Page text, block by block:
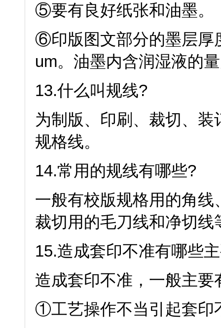
⑤要有良好纸张和油墨。
⑥印版图文部分的墨层厚
um。油墨内含润湿液的
13.什么叫规线?
为制版、印刷、裁切、
规格线。
14.常用的规线有哪些?
一般有校版规格用的角
裁切用的毛刀线和净切线
15.造成套印不准有哪些
造成套印不准，一般主要
①工艺操作不当引起套印